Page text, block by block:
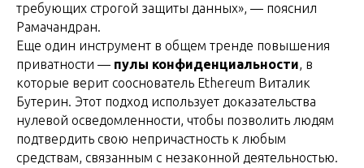
требующих строгой защиты данных», — пояснил
Рамачандран.
Еще один инструмент в общем тренде повышения
приватности — пулы конфиденциальности, в
которые верит сооснователь Ethereum Виталик
Бутерин. Этот подход использует доказательства
нулевой осведомленности, чтобы позволить людям
подтвердить свою непричастность к любым
средствам, связанным с незаконной деятельностью.